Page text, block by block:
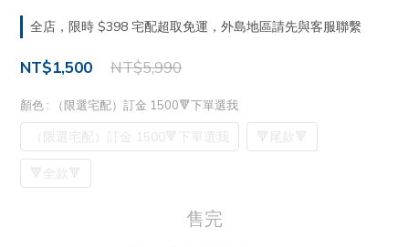
全店，限時 $398 宅配超取免運，外島地區請先與客服聯繫
NT$5,990
NT$1,500
顏色 : （限選宅配）訂金 1500🔻下單選我
（限選宅配）訂金 1500🔻下單選我 🔻尾款🔻
🔻全款🔻
售完